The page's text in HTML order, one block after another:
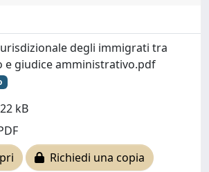
degli immigrati tra
e giudice amministrativo.pdf
kB
Richiedi una copia